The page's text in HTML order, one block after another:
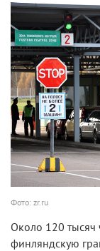
Фото: zr.ru
Около 120 тысяч
финляндскую